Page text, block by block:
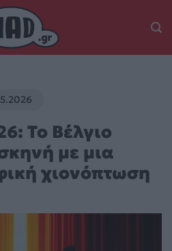
Το Βέλγιο
με μια
χιονόπτωση